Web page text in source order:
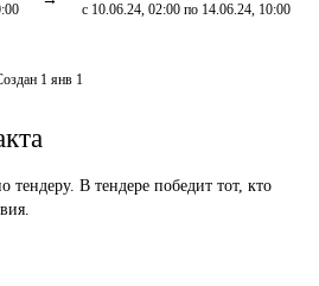
с 10.06.24, 02:00 по 14.06.24, 10:00
1 янв 1
тендеру. В тендере победит тот, кто